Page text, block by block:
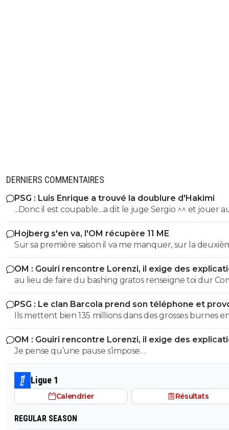
DERNIERS COMMENTAIRES
PSG : Luis Enrique a trouvé la doublure d'Hakimi
...Donc il est coupable....a dit le juge Sergio ^^ et jouer
n'arrange pas son cas on sait :)
Hojberg s'en va, l'OM récupère 11 ME
Sur sa première saison il va me manquer, sur la
très peu !
OM : Gouiri rencontre Lorenzi, il exige des
au lieu de faire du bashing gratos renseigne toi dur
c'est le nouveau riche oralien ils vont nouer la cL etc
progresse chaque saison
PSG : Le clan Barcola prend son téléphone et
un séisme
Ils mettent bien 135 millions dans des grosses burnes
donc pourquoi le PSG devrait pas faire pareil ?
OM : Gouiri rencontre Lorenzi, il exige des
Je pense qu’une pause s’impose…
Ligue 1
Calendrier Résultats
REGULAR SEASON